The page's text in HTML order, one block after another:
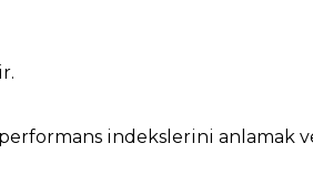
indekslerini anlamak